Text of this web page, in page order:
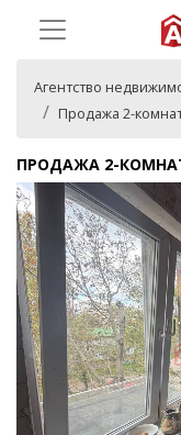
Агентство
Продажа 2-
ПРОДАЖА 2-